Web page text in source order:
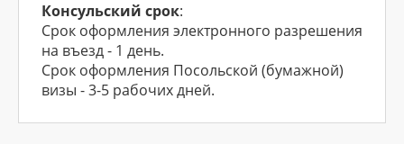
Консульский срок:
Срок оформления электронного разрешения
на въезд - 1 день.
Срок оформления Посольской (бумажной)
визы - 3-5 рабочих дней.